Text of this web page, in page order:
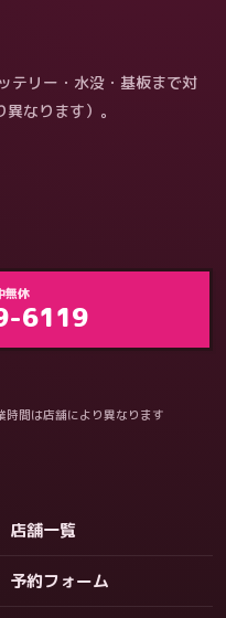
テリー・水没・基板まで対
なります）。
無休
6119
間は店舗により異なります
店舗一覧
予約フォーム